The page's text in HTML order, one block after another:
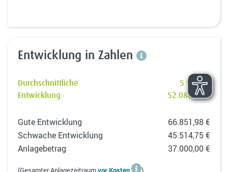
Entwicklung in Zahlen
Durchschnittliche
Entwicklung
5 % p. a.
52.088,68 €
Gute Entwicklung
66.851,98 €
Schwache Entwicklung
45.514,75 €
Anlagebetrag
37.000,00 €
(Gesamter Anlagezeitraumvor Kosten )